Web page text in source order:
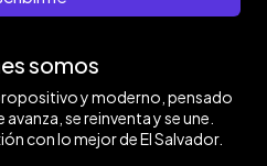
somos
y moderno, pensado
se reinventa y se une.
con lo mejor de El Salvador.